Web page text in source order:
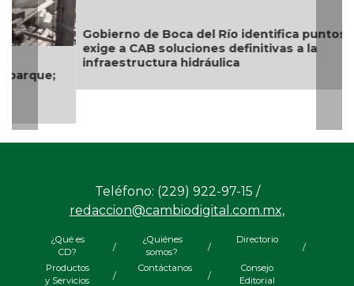
Gobierno de Boca del Río identifica puntos críticos,
exige a CAB soluciones definitivas a la
infraestructura hidráulica
¿Qué es
CD?
/
¿Quiénes
somos?
/
Directorio
Productos
y Servicios
/
Contáctanos
/
Consejo